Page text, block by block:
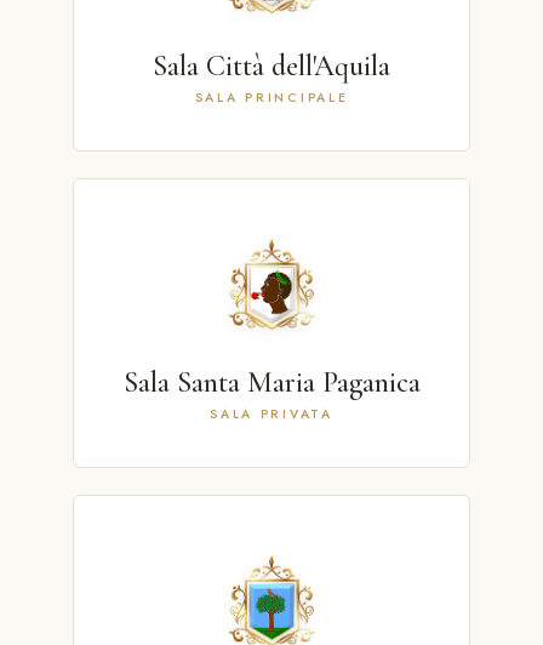
Sala Città dell'Aquila
SALA PRINCIPALE
Sala Santa Maria Paganica
SALA PRIVATA